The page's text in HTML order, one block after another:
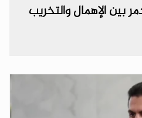
بين الإهمال والتخريب